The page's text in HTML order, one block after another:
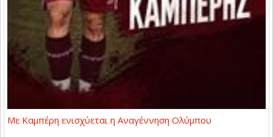
Με Καμπέρη ενισχύεται η Αναγέννηση Ολύμπου